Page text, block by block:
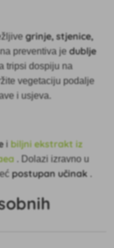
grinje, stjenice,
preventiva jedublje
tripsi dospiju na
vegetaciju podalje
i usjeva.
i biljni ekstrakt iz
. Dolazi izravno u
postupan učinak .